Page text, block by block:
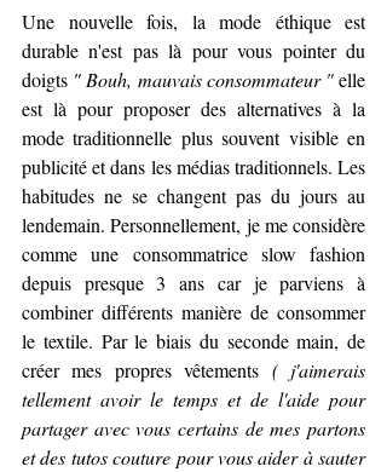
Une nouvelle fois, la mode éthique est
durable n'est pas là pour vous pointer du
doigts " Bouh, mauvais consommateur " elle
est là pour proposer des alternatives à la
mode traditionnelle plus souvent visible en
publicité et dans les médias traditionnels. Les
habitudes ne se changent pas du jours au
lendemain. Personnellement, je me considère
comme une consommatrice slow fashion
depuis presque 3 ans car je parviens à
combiner différents manière de consommer
le textile. Par le biais du seconde main, de
créer mes propres vêtements ( j'aimerais
tellement avoir le temps et de l'aide pour
partager avec vous certains de mes partons
et des tutos couture pour vous aider à sauter